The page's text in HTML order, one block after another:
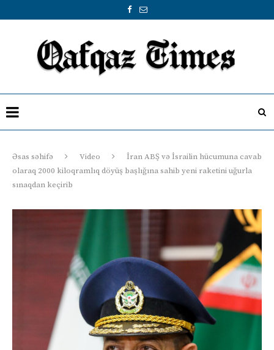
Əsas səhifə Video
İran ABŞ və İsrailin hücumuna cavab
olaraq 2000 kiloqramlıq döyüş başlığına sahib yeni raketini uğurla
sınaqdan keçirib